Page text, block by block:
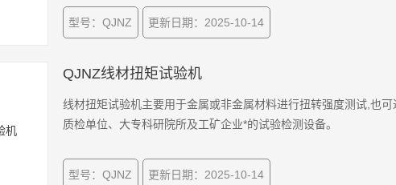
型号：QJNZ 更新日期：2025-10-14
QJNZ线材扭矩试验机
线材扭矩试验机主要用于金属或非金属材料进行扭转强度测试,也
质检单位、大专科研院所及工矿企业*的试验检测设备。
型号：QJNZ 更新日期：2025-10-14